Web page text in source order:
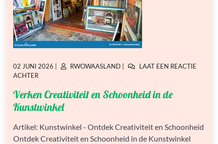
GEPLAATST
OP
02 JUNI 2026
GEPLAATST
RWOWAASLAND
LAAT EEN REACTIE
ACHTEROP
CREATIVITEIT
EN
SCHOONHEID
DE
KUNSTWINKEL
Verken Creativiteit en Schoonheid in de
Kunstwinkel
Artikel: Kunstwinkel - Ontdek Creativiteit en Schoonheid
Ontdek Creativiteit en Schoonheid in de Kunstwinkel